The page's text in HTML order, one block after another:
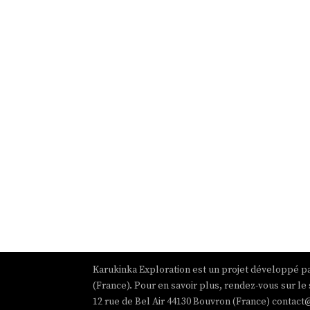
Karukinka Exploration est un projet développé
(France). Pour en savoir plus, rendez-vous sur
12 rue de Bel Air 44130 Bouvron (France)